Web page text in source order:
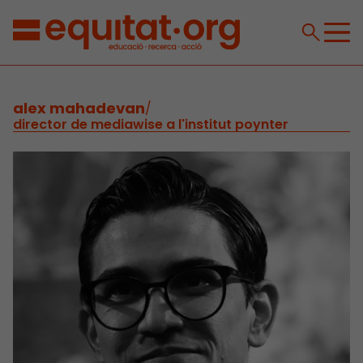
alex mahadevan/
director de mediawise a l'institut poynter